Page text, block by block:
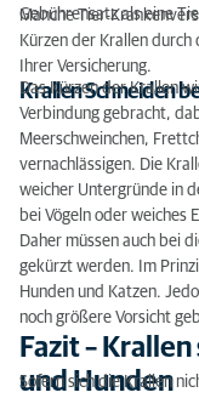
Gebührensatz als eine
Manche Tier-
Kürzen der Krallen
Ihrer Versicherung.
Krallen Schneiden
Das Kürzen der Krallen
Verbindung gebracht,
Meerschweinchen,
vernachlässigen. Die
weicher Untergründe in
bei Vögeln oder weiches
Daher müssen auch bei
gekürzt werden. Im
Hunden und Katzen.
noch größere Vorsicht
Fazit –
und Hunden
Sofern sich die Krallen